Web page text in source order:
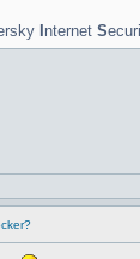
nternet S